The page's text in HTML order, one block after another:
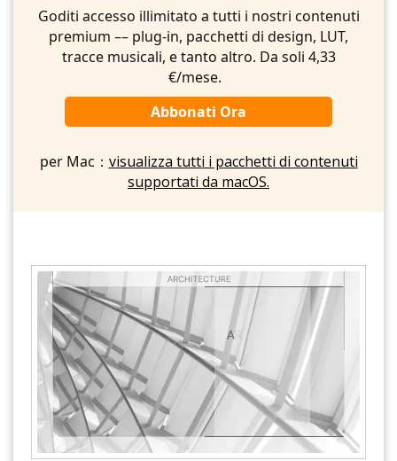
Goditi accesso illimitato a tutti i nostri contenuti
premium –– plug-in, pacchetti di design, LUT,
tracce musicali, e tanto altro. Da soli 4,33
€/mese.
Abbonati Ora
per Mac： visualizza tutti i pacchetti di contenuti
supportati da macOS.